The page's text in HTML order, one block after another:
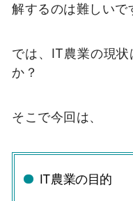
解するのは難しいで
では、IT農業の現
か？
そこで今回は、
IT農業の目的